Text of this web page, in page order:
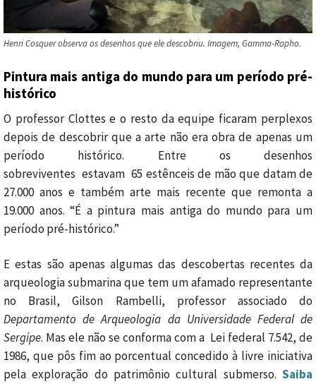
Henri Cosquer observa os desenhos que ele descobriu. Imagem, Gamma-Rapho.
Pintura mais antiga do mundo para um período pré-
histórico
O professor Clottes e o resto da equipe ficaram perplexos
depois de descobrir que a arte não era obra de apenas um
período histórico. Entre os desenhos
sobreviventes estavam 65 estênceis de mão que datam de
27.000 anos e também arte mais recente que remonta a
19.000 anos. “É a pintura mais antiga do mundo para um
período pré-histórico.”
E estas são apenas algumas das descobertas recentes da
arqueologia submarina que tem um afamado representante
no Brasil, Gilson Rambelli, professor associado do
Departamento de Arqueologia da Universidade Federal de
Sergipe. Mas ele não se conforma com a Lei federal 7.542, de
1986, que pôs fim ao porcentual concedido à livre iniciativa
pela exploração do patrimônio cultural submerso. Saiba